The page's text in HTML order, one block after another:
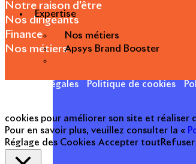
Expertise
Nos métiers
Apsys Brand Booster
Notre raison d’être
Nos dirigeants
Finance
Nos métiers
Mentions légales Politique de cookies
cookies pour améliorer son site et réaliser
Pour en savoir plus, veuillez consulter la «
Réglage des Cookies Accepter tout